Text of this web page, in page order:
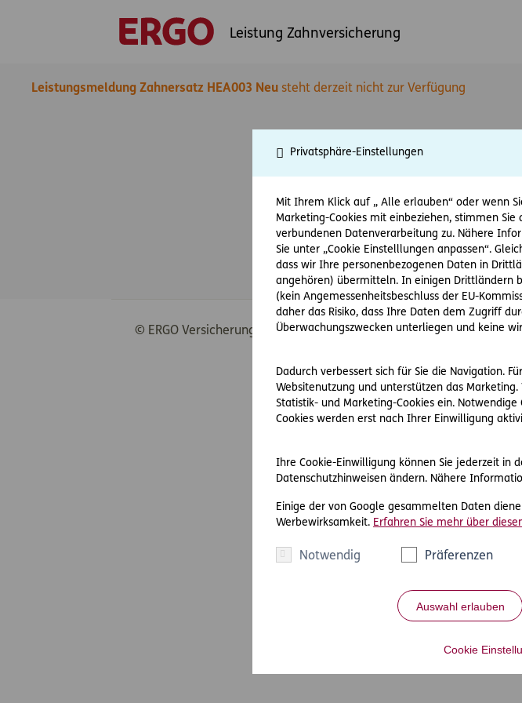
Privatsphäre-Einstellungen
Mit Ihrem Klick auf „ Alle erlauben“ oder wenn
Marketing-Cookies mit einbeziehen, stimmen
verbundenen Datenverarbeitung zu. Nähere
Sie unter „Cookie Einstelllungen anpassen“.
dass wir Ihre personenbezogenen Daten in
angehören) übermitteln. In einigen Drittländern
(kein Angemessenheitsbeschluss der EU-
daher das Risiko, dass Ihre Daten dem Zugriff
Überwachungszwecken unterliegen und keine
Dadurch verbessert sich für Sie die Navigation.
Websitenutzung und unterstützen das
Statistik- und Marketing-Cookies ein.
Cookies werden erst nach Ihrer Einwilligung
Ihre Cookie-Einwilligung können Sie jederzeit in
Datenschutzhinweisen ändern. Nähere
Einige der von Google gesammelten Daten
Werbewirksamkeit. Erfahren Sie mehr über
Notwendig Präferenzen
Auswahl erlauben
Cookie
Leistung Zahnversicherung
Leistungsmeldung Zahnersatz HEA003 Neu steht derzeit nicht zur Verfügung
© ERGO Versicherung Aktiengesellschaft